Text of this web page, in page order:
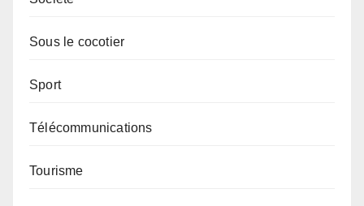
Sous le cocotier
Sport
Télécommunications
Tourisme